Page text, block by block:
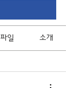
파일 소개